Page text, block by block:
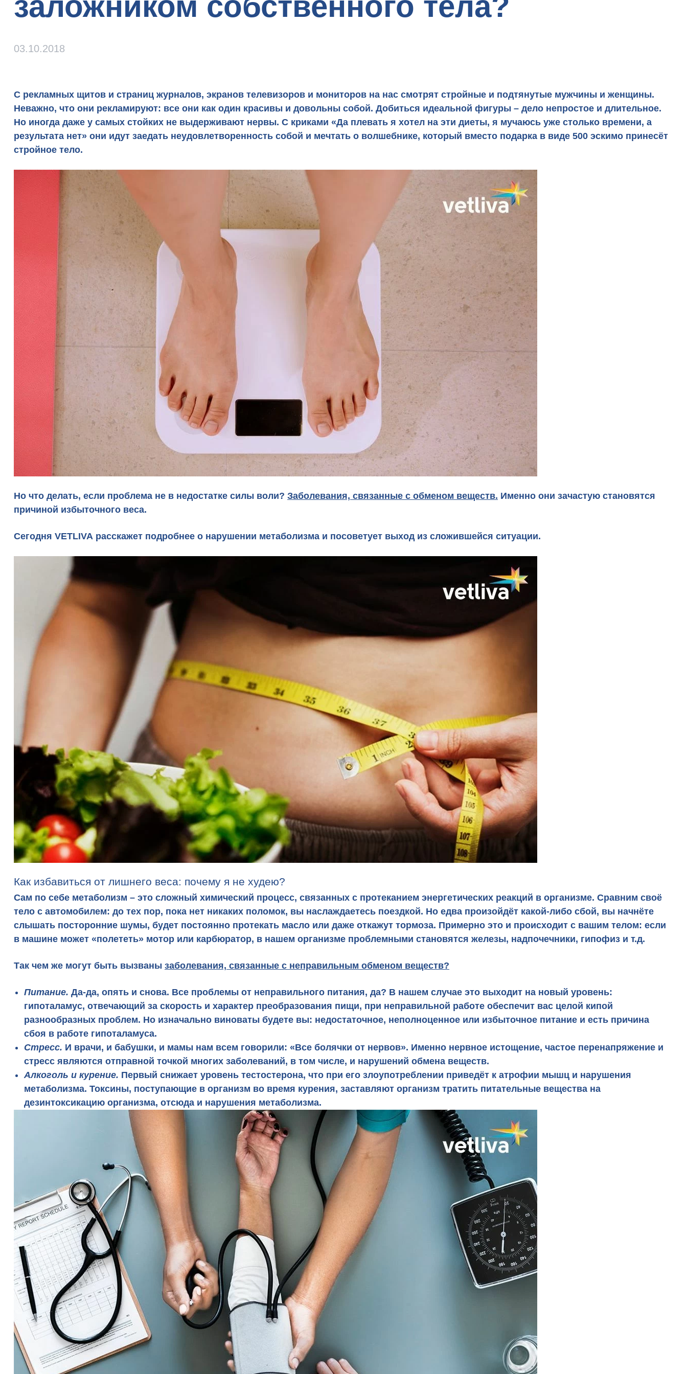
03.10.2018
С рекламных щитов и страниц журналов, экранов телевизоров и мониторов на нас смотрят стройные и подтянутые мужчины и женщины.
Неважно, что они рекламируют: все они как один красивы и довольны собой. Добиться идеальной фигуры – дело непростое и длительное.
Но иногда даже у самых стойких не выдерживают нервы. С криками «Да плевать я хотел на эти диеты, я мучаюсь уже столько времени, а
результата нет» они идут заедать неудовлетворенность собой и мечтать о волшебнике, который вместо подарка в виде 500 эскимо принесёт
стройное тело.
Но что делать, если проблема не в недостатке силы воли? Заболевания, связанные с обменом веществ. Именно они зачастую становятся
причиной избыточного веса.
Сегодня VETLIVA расскажет подробнее о нарушении метаболизма и посоветует выход из сложившейся ситуации.
Как избавиться от лишнего веса: почему я не худею?
Сам по себе метаболизм – это сложный химический процесс, связанных с протеканием энергетических реакций в организме. Сравним своё
тело с автомобилем: до тех пор, пока нет никаких поломок, вы наслаждаетесь поездкой. Но едва произойдёт какой-либо сбой, вы начнёте
слышать посторонние шумы, будет постоянно протекать масло или даже откажут тормоза. Примерно это и происходит с вашим телом: если
в машине может «полететь» мотор или карбюратор, в нашем организме проблемными становятся железы, надпочечники, гипофиз и т.д.
Так чем же могут быть вызваны заболевания, связанные с неправильным обменом веществ?
Питание. Да-да, опять и снова. Все проблемы от неправильного питания, да? В нашем случае это выходит на новый уровень:
гипоталамус, отвечающий за скорость и характер преобразования пищи, при неправильной работе обеспечит вас целой кипой
разнообразных проблем. Но изначально виноваты будете вы: недостаточное, неполноценное или избыточное питание и есть причина
сбоя в работе гипоталамуса.
Стресс. И врачи, и бабушки, и мамы нам всем говорили: «Все болячки от нервов». Именно нервное истощение, частое перенапряжение и
стресс являются отправной точкой многих заболеваний, в том числе, и нарушений обмена веществ.
Алкоголь и курение. Первый снижает уровень тестостерона, что при его злоупотреблении приведёт к атрофии мышц и нарушения
метаболизма. Токсины, поступающие в организм во время курения, заставляют организм тратить питательные вещества на
дезинтоксикацию организма, отсюда и нарушения метаболизма.